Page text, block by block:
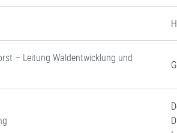
– Leitung Waldentwicklung und